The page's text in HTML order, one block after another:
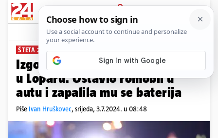
PRIJAVA
News Komentari
ŠTETA 20.000 EURA
Izgorio mu auto na parkiralištu
u Loparu. Ostavio romobil u
autu i zapalila mu se baterija
Piše Ivan Hruškovec, srijeda, 3.7.2024. u 08:48